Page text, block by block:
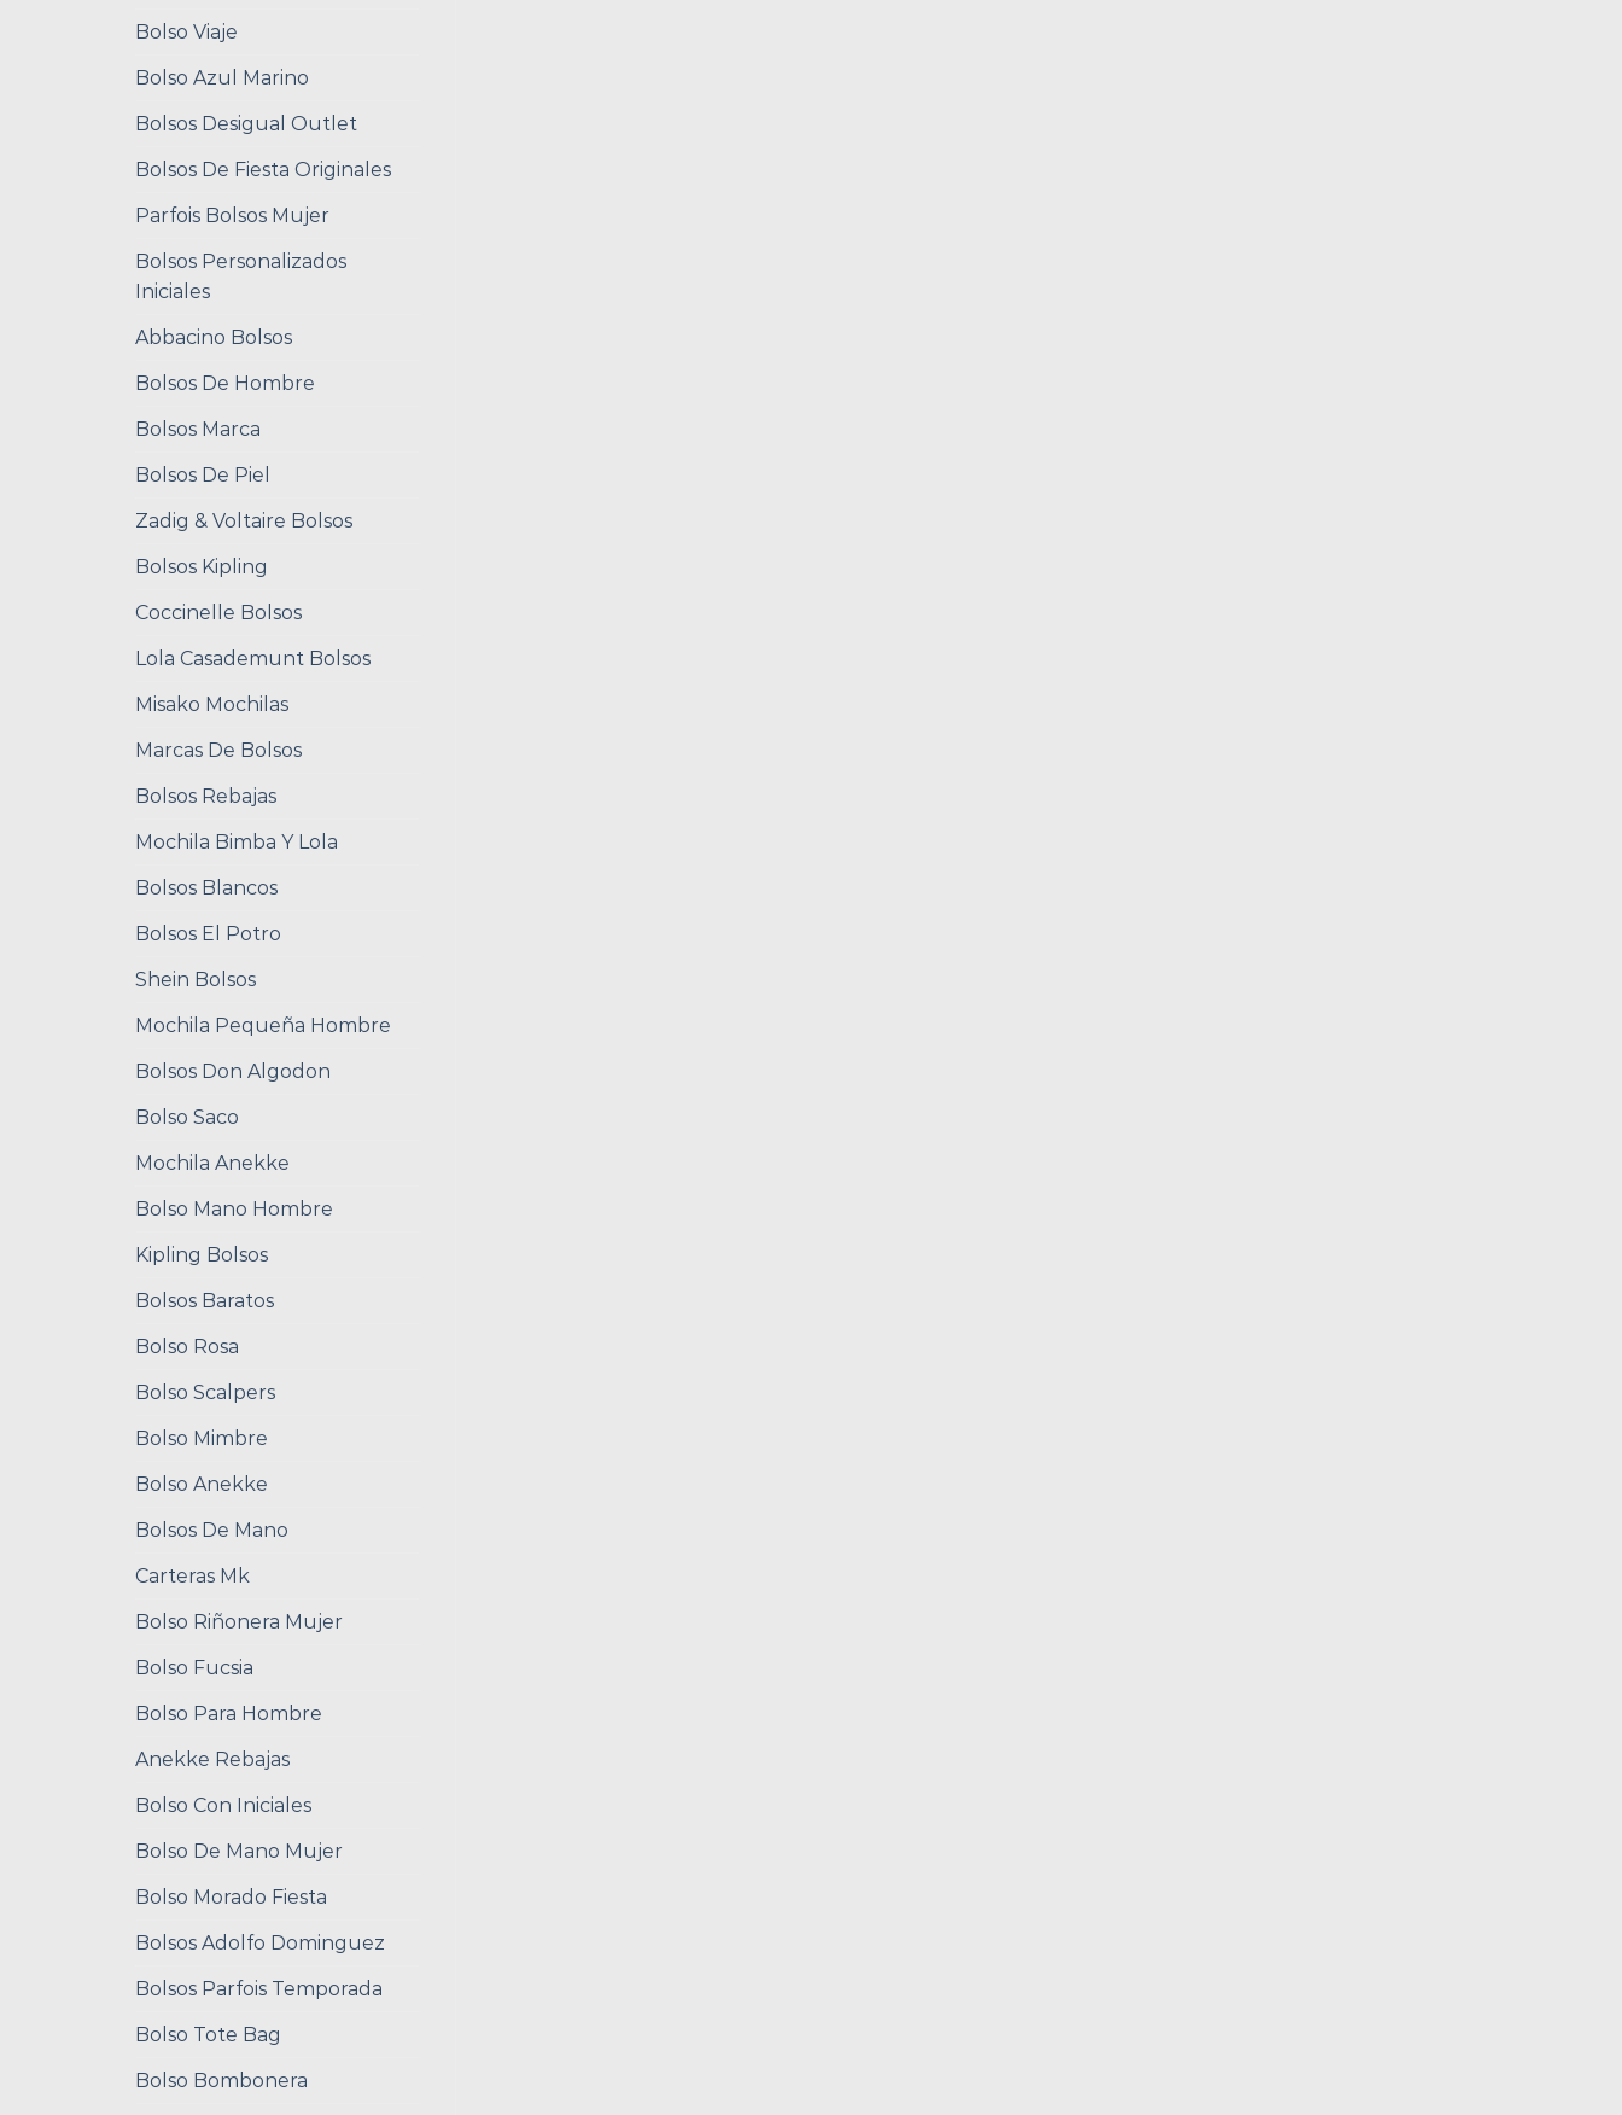
Bolso Viaje
Bolso Azul Marino
Bolsos Desigual Outlet
Bolsos De Fiesta Originales
Parfois Bolsos Mujer
Bolsos Personalizados
Iniciales
Abbacino Bolsos
Bolsos De Hombre
Bolsos Marca
Bolsos De Piel
Zadig & Voltaire Bolsos
Bolsos Kipling
Coccinelle Bolsos
Lola Casademunt Bolsos
Misako Mochilas
Marcas De Bolsos
Bolsos Rebajas
Mochila Bimba Y Lola
Bolsos Blancos
Bolsos El Potro
Shein Bolsos
Mochila Pequeña Hombre
Bolsos Don Algodon
Bolso Saco
Mochila Anekke
Bolso Mano Hombre
Kipling Bolsos
Bolsos Baratos
Bolso Rosa
Bolso Scalpers
Bolso Mimbre
Bolso Anekke
Bolsos De Mano
Carteras Mk
Bolso Riñonera Mujer
Bolso Fucsia
Bolso Para Hombre
Anekke Rebajas
Bolso Con Iniciales
Bolso De Mano Mujer
Bolso Morado Fiesta
Bolsos Adolfo Dominguez
Bolsos Parfois Temporada
Bolso Tote Bag
Bolso Bombonera